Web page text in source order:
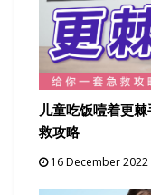
儿童吃饭噎着更
救攻略
16 December 2022